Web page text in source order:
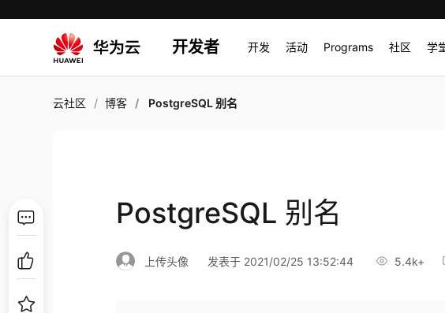
开发者 开发 活动 Programs 社区 学
云社区 博客 PostgreSQL 别名
PostgreSQL 别名
上传头像 发表于 2021/02/25 13:52:44 5.4k+